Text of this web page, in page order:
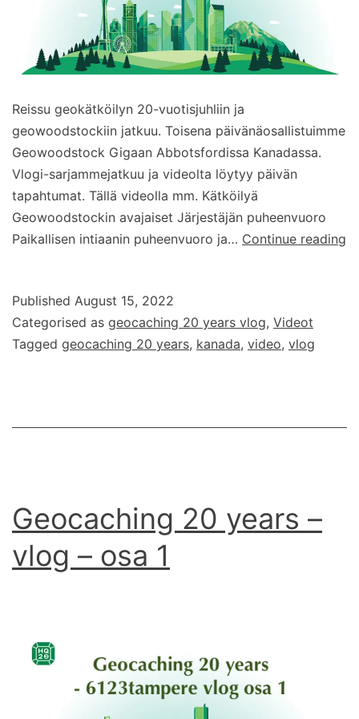
Reissu geokätköilyn 20-vuotisjuhliin ja
geowoodstockiin jatkuu. Toisena päivänäosallistuimme
Geowoodstock Gigaan Abbotsfordissa Kanadassa.
Vlogi-sarjammejatkuu ja videolta löytyy päivän
tapahtumat. Tällä videolla mm. Kätköilyä
Geowoodstockin avajaiset Järjestäjän puheenvuoro
Paikallisen intiaanin puheenvuoro ja… Continue reading
Published August 15, 2022
Categorised as geocaching 20 years vlog, Videot
Tagged geocaching 20 years, kanada, video, vlog
Geocaching 20 years –
vlog – osa 1